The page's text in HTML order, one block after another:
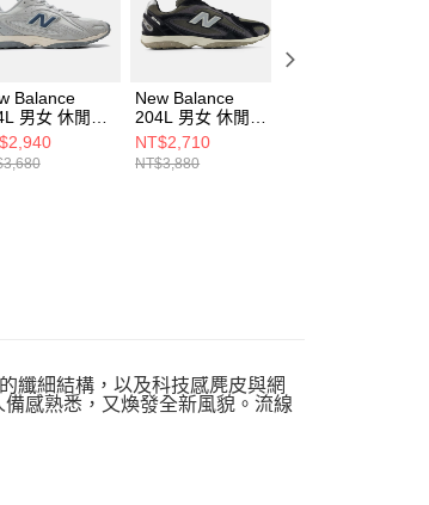
Balance
男女 休閒鞋
D
New Balance
204L 男女 休閒鞋
U204L5WZ-D
NT$2,710
NT$3,880
纖細結構，以及科技感麂皮與網
感熟悉，又煥發全新風貌。流線